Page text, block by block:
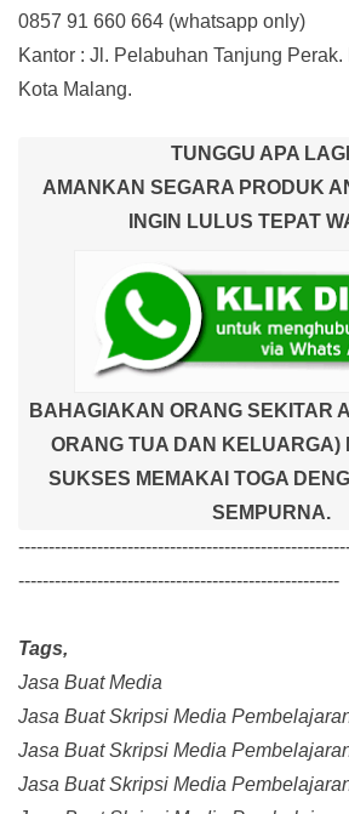
0857 91 660 664 (whatsapp only)
Kantor : Jl. Pelabuhan Tanjung Perak.
Kota Malang.
TUNGGU APA
AMANKAN SEGARA PRODUK
INGIN LULUS TEPAT
BAHAGIAKAN ORANG SEKITAR
ORANG TUA DAN KELUARGA)
SUKSES MEMAKAI TOGA
SEMPURNA.
-----------------------------------------------------
Tags,
Jasa Buat Media
Jasa Buat Skripsi Media
Jasa Buat Skripsi Media
Jasa Buat Skripsi Media